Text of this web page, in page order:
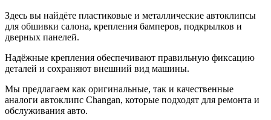
Здесь вы найдёте пластиковые и металлические автоклипсы
для обшивки салона, крепления бамперов, подкрылков и
дверных панелей.
Надёжные крепления обеспечивают правильную фиксацию
деталей и сохраняют внешний вид машины.
Мы предлагаем как оригинальные, так и качественные
аналоги автоклипс Changan, которые подходят для ремонта и
обслуживания авто.